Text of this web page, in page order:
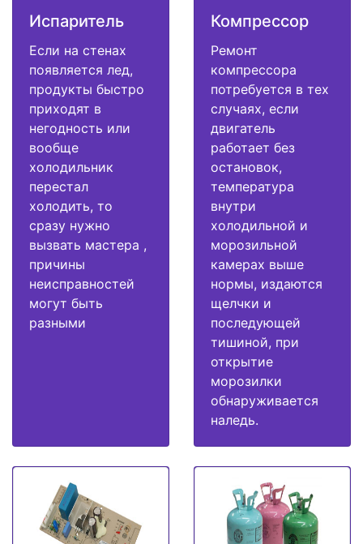
Испаритель
Если на стенах
появляется лед,
продукты быстро
приходят в
негодность или
вообще
холодильник
перестал
холодить, то
сразу нужно
вызвать мастера ,
причины
неисправностей
могут быть
разными
Компрессор
Ремонт
компрессора
потребуется в тех
случаях, если
двигатель
работает без
остановок,
температура
внутри
холодильной и
морозильной
камерах выше
нормы, издаются
щелчки и
последующей
тишиной, при
открытие
морозилки
обнаруживается
наледь.